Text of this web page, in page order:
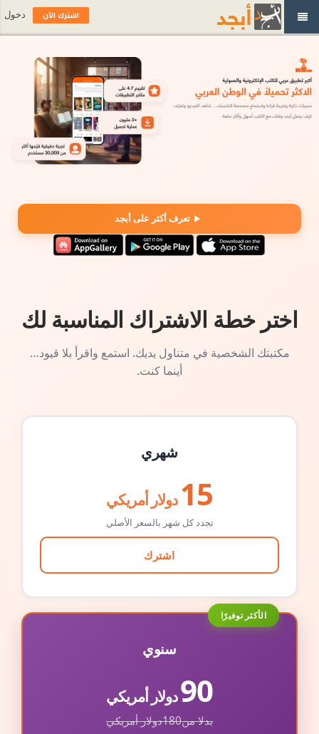
تعرف أكثر على أبجد
اختر خطة الاشتراك المناسبة لك
مكتبتك الشخصية في متناول يديك. استمع واقرأ بلا قيود…
أينما كنت.
شهري
15 دولار أمريكي
تجدد كل شهر بالسعر الأصلي
اشترك
الأكثر توفيرًا
سنوي
90دولار أمريكي
بدلا من180دولار أمريكي
اشترك الآن دخول